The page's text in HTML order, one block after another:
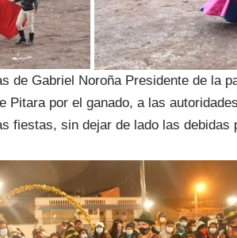
de Gabriel Noroña Presidente de la
Pitara por el ganado, a las
fiestas, sin dejar de lado las debidas